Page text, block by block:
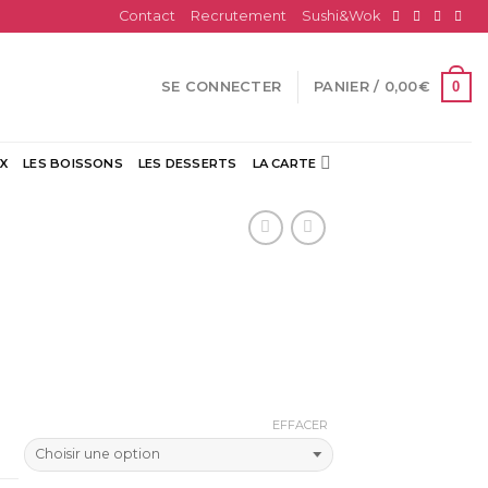
Contact Recrutement Sushi&Wok
SE CONNECTER PANIER / 0,00€ 0
LES BOISSONS LES DESSERTS LA CARTE
EFFACER